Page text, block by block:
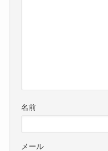
名前
メール